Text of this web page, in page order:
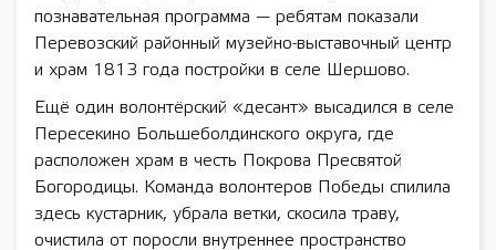
познавательная программа — ребятам показали
Перевозский районный музейно-выставочный центр
и храм 1813 года постройки в селе Шершово.
Ещё один волонтёрский «десант» высадился в селе
Пересекино Большеболдинского округа, где
расположен храм в честь Покрова Пресвятой
Богородицы. Команда волонтеров Победы спилила
здесь кустарник, убрала ветки, скосила траву,
очистила от поросли внутреннее пространство